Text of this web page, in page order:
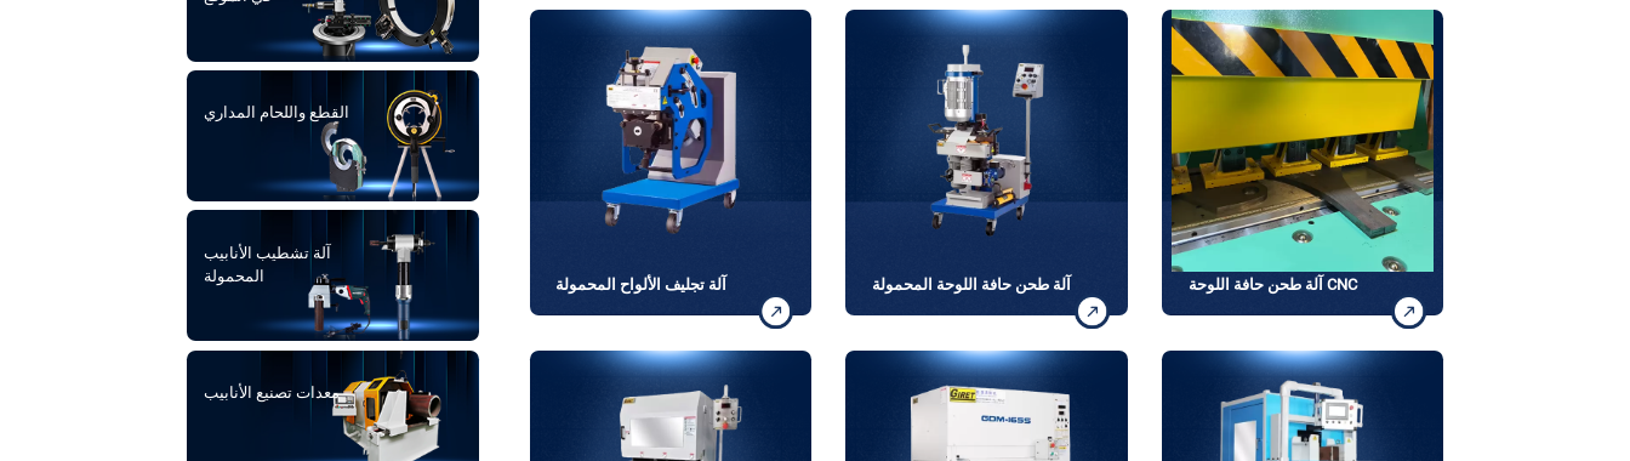
القطع واللحام المداري
آلة تشطيب الأنابيب
المحمولة
معدات تصنيع الأنابيب
آلة تجليف الألواح المحمولة آلة طحن حافة اللوحة المحمولة آلة طحن حافة اللوحة CNC